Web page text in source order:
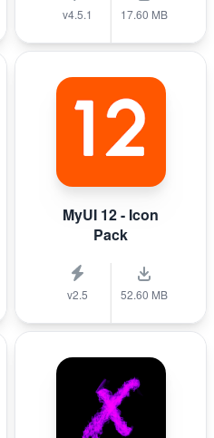
v4.5.1 17.60 MB
MyUI 12 - Icon
Pack
v2.5 52.60 MB